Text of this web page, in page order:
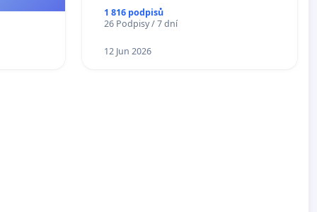
1 816 podpisů
26 Podpisy / 7 dní
12 Jun 2026